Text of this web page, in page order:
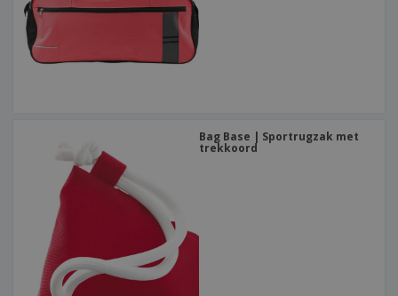
Bag Base | Sportrugzak met
trekkoord